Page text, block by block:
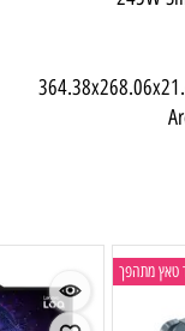
טאץ מתהפך